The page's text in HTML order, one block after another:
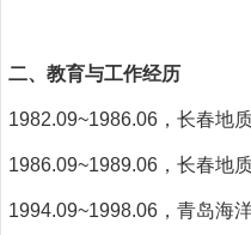
二、 教育与工作经历
1982.09~1986.06 ，长春地
1986.09~1989.06 ，长春地
1994.09~1998.06 ，青岛海